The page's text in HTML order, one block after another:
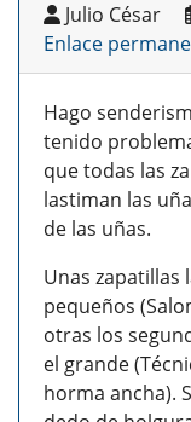
Julio César
Enlace
Hago
tenido
que todas las
lastiman las
de las uñas.
Unas zapatillas
pequeños
otras los
el grande
horma ancha).